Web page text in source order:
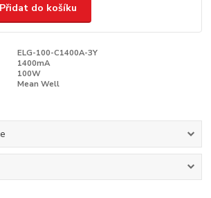
Přidat do košíku
ELG-100-C1400A-3Y
1400mA
100W
Mean Well